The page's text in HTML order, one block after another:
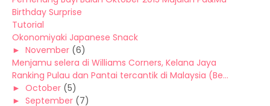
Birthday Surprise
Tutorial
Okonomiyaki Japanese Snack
► November (6)
Menjamu selera di Williams Corners, Kelana Jaya
Ranking Pulau dan Pantai tercantik di Malaysia (Be...
► October (5)
► September (7)